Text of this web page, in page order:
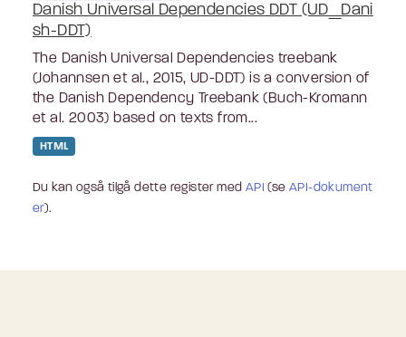
Danish Universal Dependencies DDT (UD_Dani
sh-DDT)
The Danish Universal Dependencies treebank
(Johannsen et al., 2015, UD-DDT) is a conversion of
the Danish Dependency Treebank (Buch-Kromann
et al. 2003) based on texts from...
HTML
Du kan også tilgå dette register med API (seAPI-dokument
er).